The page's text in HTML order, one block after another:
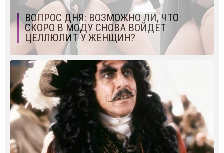
ВОПРОС ДНЯ: ВОЗМОЖНО ЛИ, ЧТО
СКОРО В МОДУ СНОВА ВОЙДЕТ
ЦЕЛЛЮЛИТ У ЖЕНЩИН?